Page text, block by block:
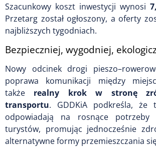
Szacunkowy koszt inwestycji wynosi
Przetarg został ogłoszony, a oferty
najbliższych tygodniach.
Bezpieczniej, wygodniej,
Nowy odcinek drogi
poprawa komunikacji między
także realny krok w stronę
transportu. GDDKiA podkreśla, że
odpowiadają na rosnące potrzeby
turystów, promując jednocześnie
alternatywne formy przemieszczania